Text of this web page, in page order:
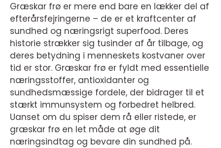
Græskar frø er mere end bare en lækker del af
efterårsfejringerne – de er et kraftcenter af
sundhed og næringsrigt superfood. Deres
historie strækker sig tusinder af år tilbage, og
deres betydning i menneskets kostvaner over
tid er stor. Græskar frø er fyldt med essentielle
næringsstoffer, antioxidanter og
sundhedsmæssige fordele, der bidrager til et
stærkt immunsystem og forbedret helbred.
Uanset om du spiser dem rå eller ristede, er
græskar frø en let måde at øge dit
næringsindtag og bevare din sundhed på.